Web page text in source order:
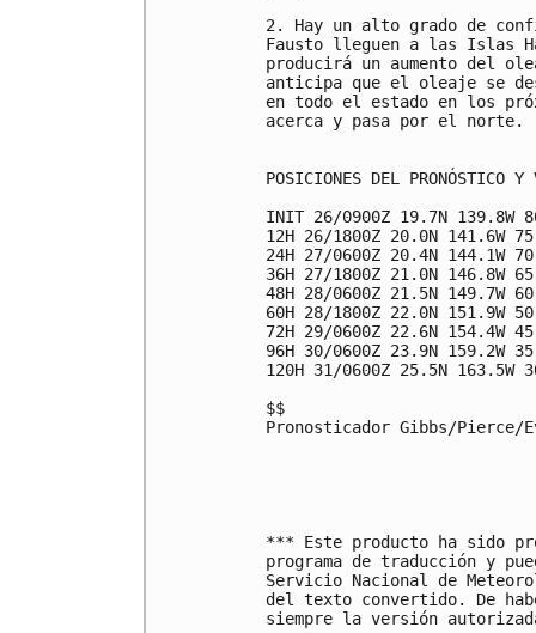
2. Hay un alto grado de
Fausto lleguen a las Islas
producirá un aumento del
anticipa que el oleaje se
en todo el estado en los
acerca y pasa por el norte.
POSICIONES DEL PRONÓSTICO Y
INIT 26/0900Z 19.7N 139.8W
12H 26/1800Z 20.0N 141.6W 75
24H 27/0600Z 20.4N 144.1W 70
36H 27/1800Z 21.0N 146.8W 65
48H 28/0600Z 21.5N 149.7W 60
60H 28/1800Z 22.0N 151.9W 50
72H 29/0600Z 22.6N 154.4W 45
96H 30/0600Z 23.9N 159.2W 35
120H 31/0600Z 25.5N 163.5W
$$
Pronosticador Gibbs/Pierce/
*** Este producto ha sido
programa de traducción y
Servicio Nacional de
del texto convertido. De
siempre la versión